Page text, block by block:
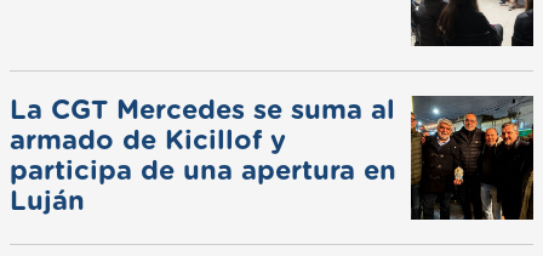
La CGT Mercedes se suma al
armado de Kicillof y
participa de una apertura en
Luján